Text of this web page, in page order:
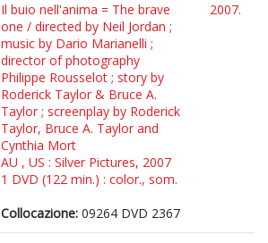
Il buio nell'anima = The brave
one / directed by Neil Jordan ;
music by Dario Marianelli ;
director of photography
Philippe Rousselot ; story by
Roderick Taylor & Bruce A.
Taylor ; screenplay by Roderick
Taylor, Bruce A. Taylor and
Cynthia Mort
AU , US : Silver Pictures, 2007
1 DVD (122 min.) : color., som.
Collocazione: 09264 DVD 2367
2007.